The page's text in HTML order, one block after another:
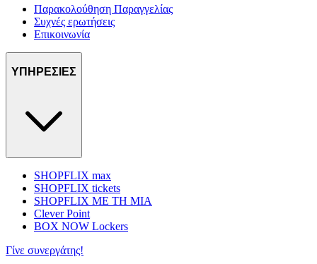
Παρακολούθηση Παραγγελίας
Συχνές ερωτήσεις
Επικοινωνία
ΥΠΗΡΕΣΙΕΣ
SHOPFLIX max
SHOPFLIX tickets
SHOPFLIX ΜΕ ΤΗ ΜΙΑ
Clever Point
BOX NOW Lockers
Γίνε συνεργάτης!